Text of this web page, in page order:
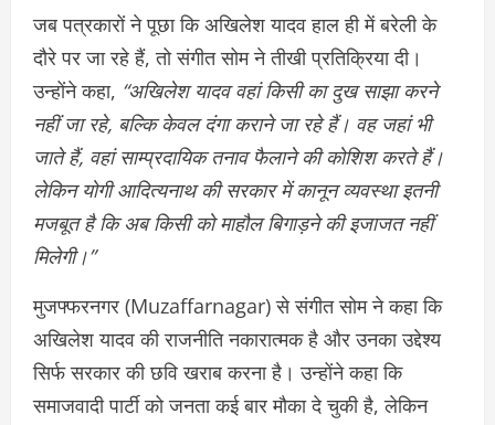
जब पत्रकारों ने पूछा कि अखिलेश यादव हाल ही में बरेली के
दौरे पर जा रहे हैं, तो संगीत सोम ने तीखी प्रतिक्रिया दी।
उन्होंने कहा, “अखिलेश यादव वहां किसी का दुख साझा करने
नहीं जा रहे, बल्कि केवल दंगा कराने जा रहे हैं। वह जहां भी
जाते हैं, वहां साम्प्रदायिक तनाव फैलाने की कोशिश करते हैं।
लेकिन योगी आदित्यनाथ की सरकार में कानून व्यवस्था इतनी
मजबूत है कि अब किसी को माहौल बिगाड़ने की इजाजत नहीं
मिलेगी।”
मुजफ्फरनगर (Muzaffarnagar) से संगीत सोम ने कहा कि
अखिलेश यादव की राजनीति नकारात्मक है और उनका उद्देश्य
सिर्फ सरकार की छवि खराब करना है। उन्होंने कहा कि
समाजवादी पार्टी को जनता कई बार मौका दे चुकी है, लेकिन